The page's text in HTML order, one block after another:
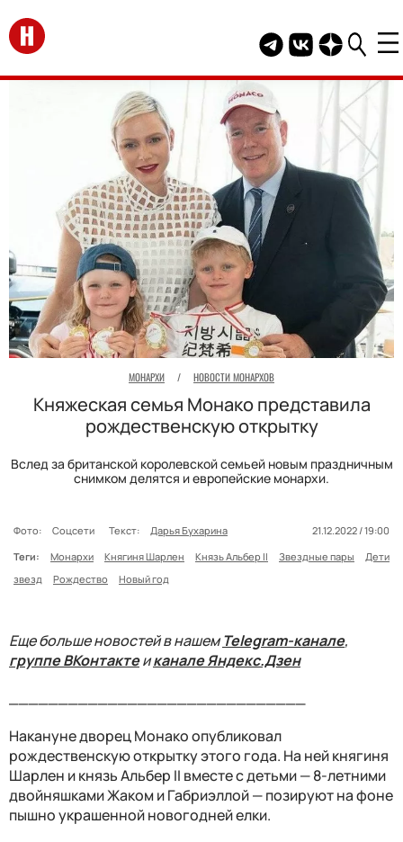
Перейти на главную
Telegram канал
Группа HELLO
Канал
МОНАРХИ / НОВОСТИ МОНАРХОВ
Княжеская семья Монако представила
рождественскую открытку
Вслед за британской королевской семьей новым праздничным
снимком делятся и европейские монархи.
Фото: Соцсети Текст: Дарья Бухарина
21.12.2022 / 19:00
Теги:
Монархи Княгиня Шарлен Князь Альбер II Звездные пары
Дети
звезд
Рождество Новый год
Еще больше новостей в нашемTelegram-канале,
группе ВКонтактеиканале Яндекс.Дзен
Накануне дворец Монако опубликовал
рождественскую открытку этого года. На ней княгиня
Шарлен и князь Альбер II вместе с детьми — 8-летними
двойняшками Жаком и Габриэллой — позируют на фоне
пышно украшенной новогодней елки.